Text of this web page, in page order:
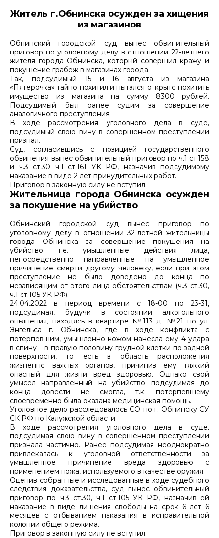
Житель г.Обнинска осужден за хищения
из магазинов
Обнинский городской суд вынес обвинительный
приговор по уголовному делу в отношении 22-летнего
жителя города Обнинска, который совершил кражу и
покушение грабеж в магазинах города.
Так, подсудимый 15 и 16 августа из магазина
«Пятерочка» тайно похитил и пытался открыто похитить
имущество из магазина на сумму 8300 рублей.
Подсудимый был ранее судим за совершение
аналогичного преступления.
В ходе рассмотрения уголовного дела в суде,
подсудимый свою вину в совершенном преступлении
признал.
Суд, согласившись с позицией государственного
обвинения вынес обвинительный приговор по ч.1 ст.158
и ч.3 ст.30 ч.1 ст.161 УК РФ, назначив подсудимому
наказание в виде 2 лет принудительных работ.
Приговор в законную силу не вступил.
Жительница города Обнинска осужден
за покушение на убийство
Обнинский городской суд вынес приговор по
уголовному делу в отношении 32-летней жительницы
города Обнинска за совершение покушения на
убийство т.е. умышленные действия лица,
непосредственно направленные на умышленное
причинение смерти другому человеку, если при этом
преступление не было доведено до конца по
независящим от этого лица обстоятельствам (ч.3 ст.30,
ч.1 ст.105 УК РФ).
24.04.2022 в период времени с 18-00 по 23-31,
подсудимая, будучи в состоянии алкогольного
опьянения, находясь в квартире №113 д. №21 по ул.
Энгельса г. Обнинска, где в ходе конфликта с
потерпевшим, умышленно ножом нанесла ему 4 удара
в спину – в правую половину грудной клетки по задней
поверхности, то есть в область расположения
жизненно важных органов, причинив ему тяжкий
опасный для жизни вред здоровью. Однако свой
умысел направленный на убийство подсудимая до
конца довести не смогла, т.к. потерпевшему
своевременно была оказана медицинская помощь.
Уголовное дело расследовалось СО по г. Обнинску СУ
СК РФ по Калужской области.
В ходе рассмотрения уголовного дела в суде,
подсудимая свою вину в совершенном преступлении
признала частично. Ранее подсудимая неоднократно
привлекалась к уголовной ответственности за
умышленное причинение вреда здоровью с
применением ножа, используемого в качестве оружия.
Оценив собранные и исследованные в ходе судебного
следствия доказательства, суд вынес обвинительный
приговор по ч.3 ст.30, ч.1 ст.105 УК РФ, назначив ей
наказание в виде лишения свободы на срок 6 лет 6
месяцев с отбыванием наказания в исправительной
колонии общего режима.
Приговор в законную силу не вступил.